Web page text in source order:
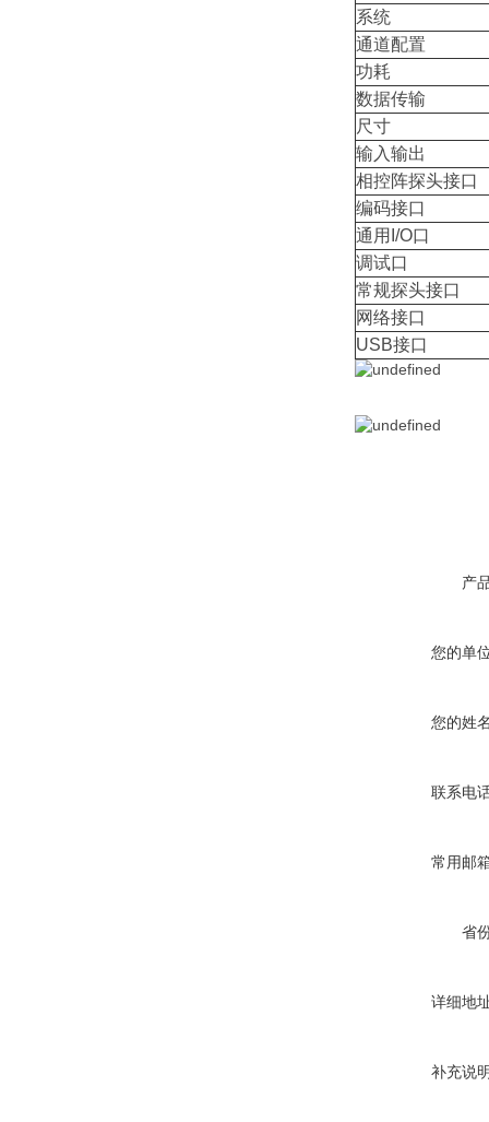
系统
通道配置
功耗
数据传输
尺寸
输入输出
相控阵探头接口
编码接口
通用I/O口
调试口
常规探头接口
网络接口
USB接口
产
您的单
您的姓
联系电
常用邮
省
详细地
补充说